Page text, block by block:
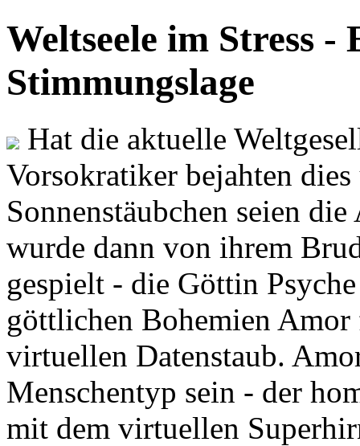
Weltseele im Stress -
Stimmungslage
Hat die aktuelle
Vorsokratiker bejahten
Sonnenstäubchen seien
wurde dann von ihrem
gespielt - die Göttin
göttlichen Bohemien
virtuellen Datenstaub.
Menschentyp sein - der
mit dem virtuellen